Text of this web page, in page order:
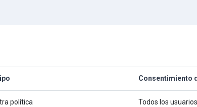
Consentimiento
política Todos los usuarios